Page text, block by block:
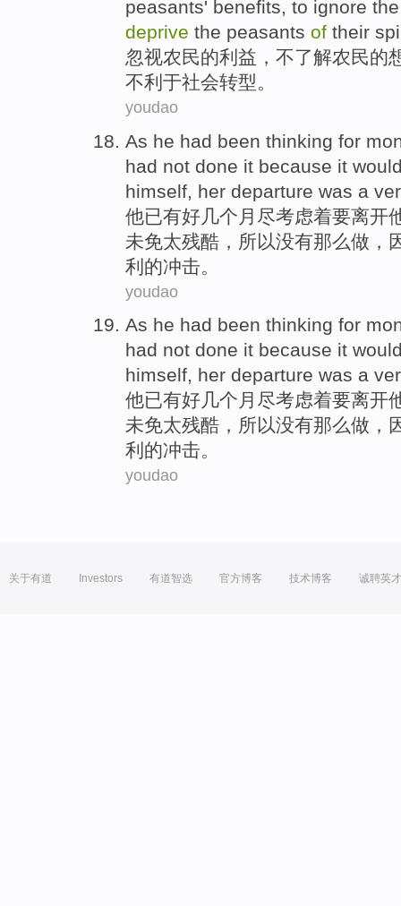
peasants' benefits, to ignore
deprive the peasants of their
忽视农民的利益 ， 不了解农民的
不利于社会转型。
youdao
As he had been thinking for
had not done it because it
himself her departure was a
他已有好 几个 月尽考虑着要离开
未免太残酷 ，所以没有那么做 ，
利的冲击。
youdao
As he had been thinking for
had not done it because it
himself, her departure was a
他已有好几个 月尽考虑着要离开
未免太残酷 ，所以没有那么做 ，
利 的冲击。
youdao
关于有道 Investors 有道智选 官方博客 技术博客 诚聘英才